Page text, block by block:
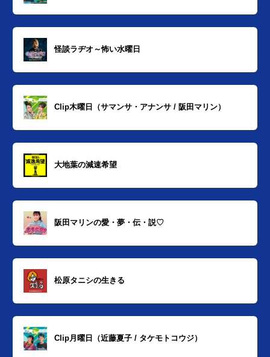
怪談ラヂオ～怖い水曜日
Clip木曜日（サマンサ・アナンサ / 阪田マリン）
大地葉の減速希望
阪田マリンの愛・夢・伝・説♡
松原タニシの生きる
Clip月曜日（近藤夏子 / タケモトコウジ）